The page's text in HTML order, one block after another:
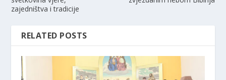
zajedništva i tradicije
RELATED POSTS